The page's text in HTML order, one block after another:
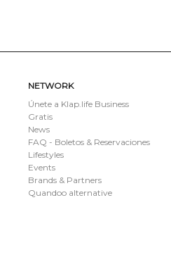
NETWORK
Únete a Klap.life Business
Gratis
News
FAQ - Boletos & Reservaciones
Lifestyles
Events
Brands & Partners
Quandoo alternative